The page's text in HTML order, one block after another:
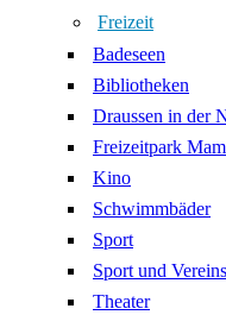
Freizeit
Badeseen
Bibliotheken
Draussen in der
Freizeitpark
Kino
Schwimmbäder
Sport
Sport und
Theater